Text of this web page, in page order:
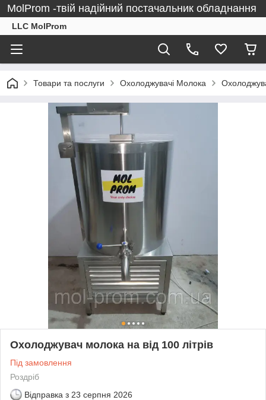
MolProm -твій надійний постачальник обладнання
LLC MolProm
Товари та послуги Охолоджувачі Молока
Охолоджувач молока на від 100 літрів
Під замовлення
Роздріб
Відправка з 23 серпня 2026